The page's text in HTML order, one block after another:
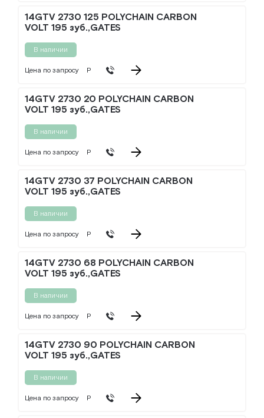
14GTV 2730 125 POLYCHAIN CARBON
VOLT 195 зуб.,GATES
В наличии
Цена по запросу Р
14GTV 2730 20 POLYCHAIN CARBON
VOLT 195 зуб.,GATES
В наличии
Цена по запросу Р
14GTV 2730 37 POLYCHAIN CARBON
VOLT 195 зуб.,GATES
В наличии
Цена по запросу Р
14GTV 2730 68 POLYCHAIN CARBON
VOLT 195 зуб.,GATES
В наличии
Цена по запросу Р
14GTV 2730 90 POLYCHAIN CARBON
VOLT 195 зуб.,GATES
В наличии
Цена по запросу Р